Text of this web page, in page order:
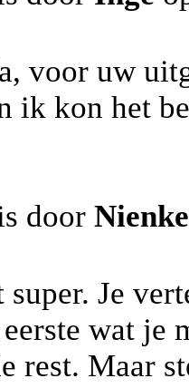
voor uw
ik kon het
door Nienke
super. Je
wat je
rest. Maar